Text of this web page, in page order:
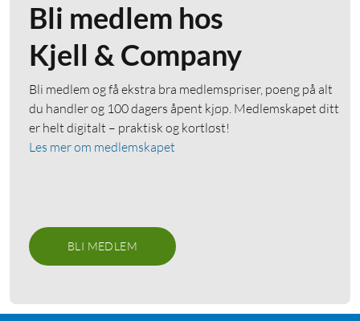
Bli medlem hos
Kjell & Company
Bli medlem og få ekstra bra medlemspriser, poeng på alt
du handler og 100 dagers åpent kjøp. Medlemskapet ditt
er helt digitalt – praktisk og kortløst!
Les mer om medlemskapet
BLI MEDLEM